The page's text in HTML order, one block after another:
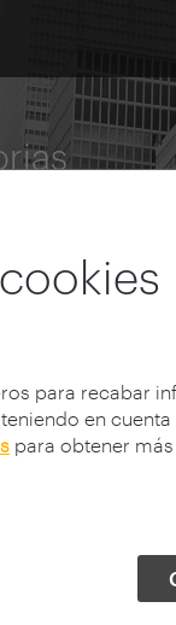
para recabar
en
para obtener